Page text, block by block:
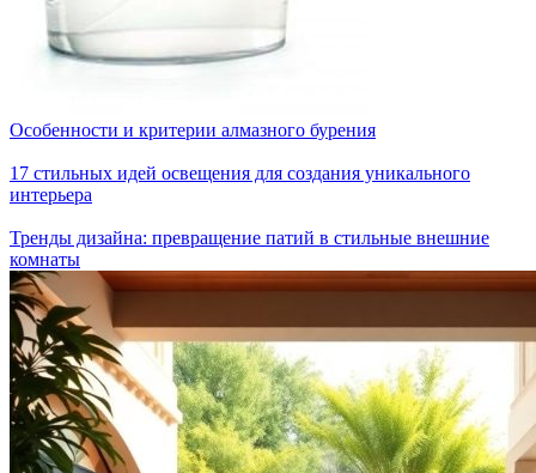
Особенности и критерии алмазного бурения
17 стильных идей освещения для создания уникального
интерьера
Тренды дизайна: превращение патий в стильные внешние
комнаты